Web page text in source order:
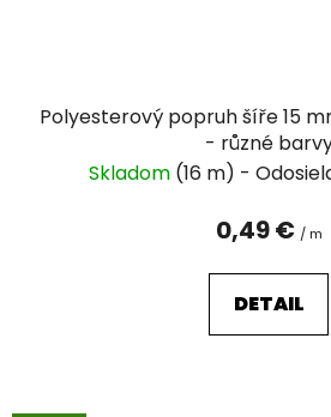
Polyesterový popruh šíře 15
- různé
Skladom (16 m)
0,49 € / m
DETAIL